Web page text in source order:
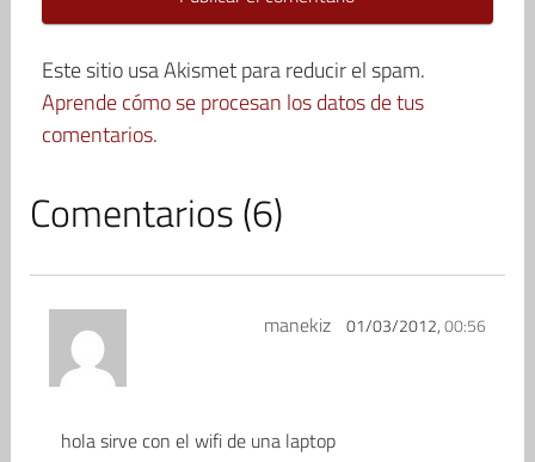
Este sitio usa Akismet para reducir el spam.
Aprende cómo se procesan los datos de tus
comentarios.
Comentarios (6)
manekiz 01/03/2012,00:56
hola sirve con el wifi de una laptop